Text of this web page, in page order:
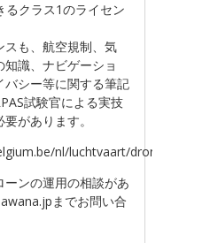
るクラス1のライセン
スも、航空規制、気
識、ナビゲーショ
バシー等に関する筆記
試験官による実技
があります。
nl/luchtvaart/drones/
ーンの運用の相談があ
までお問い合